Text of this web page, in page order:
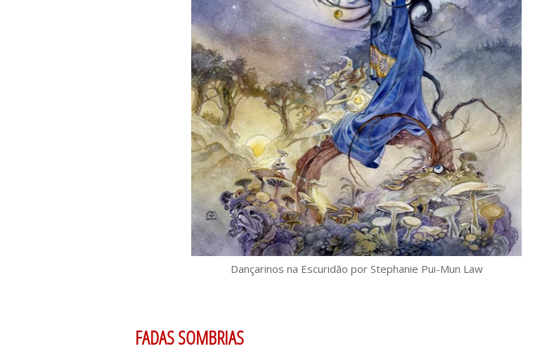
Dançarinos na Escuridão por Stephanie Pui-Mun Law
FADAS SOMBRIAS